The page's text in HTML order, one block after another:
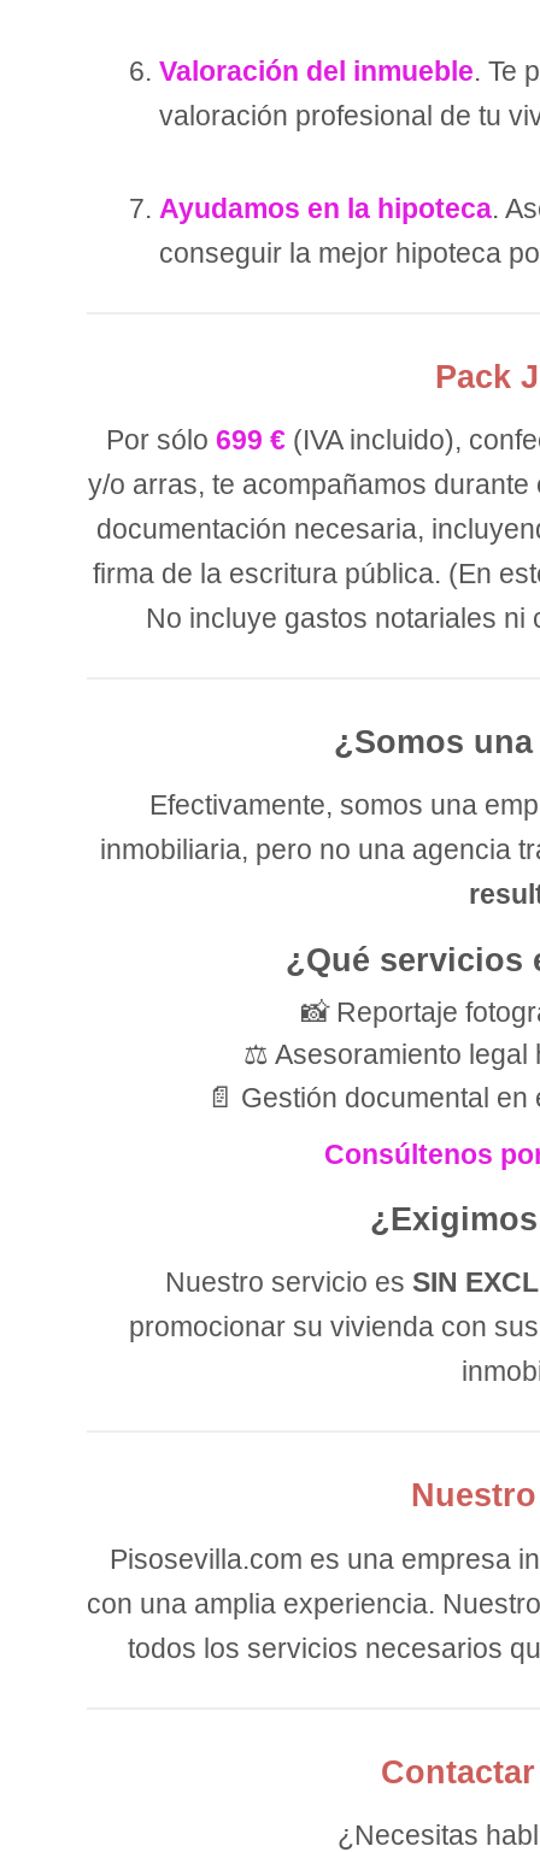
Valoración del inmueble. Te
valoración profesional de tu
Ayudamos en la hipoteca.
conseguir la mejor hipoteca
Pack
Por sólo 699 €(IVA incluido),
y/o arras, te acompañamos
documentación necesaria,
firma de la escritura pública. (En
No incluye gastos notariales
¿Somos
Efectivamente, somos una
inmobiliaria, pero no una agencia
¿Qué servicios
📸 Reportaje
⚖️ Asesoramiento legal
📄 Gestión documental
Consúltenos
Nuestro servicio es SIN
promocionar su vivienda con
Pisosevilla.com es una empresa
con una amplia experiencia.
todos los servicios necesarios
¿Necesitas